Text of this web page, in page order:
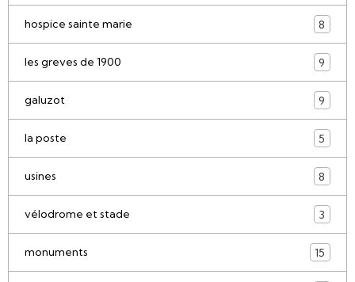
hospice sainte marie 8
les greves de 1900 9
galuzot 9
la poste 5
usines 8
vélodrome et stade 3
monuments 15